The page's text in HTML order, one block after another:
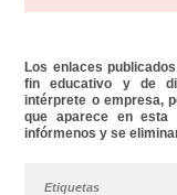
Los enlaces
fin educativo y de
intérprete o empresa,
que aparece en esta
infórmenos y se
Etiquetas